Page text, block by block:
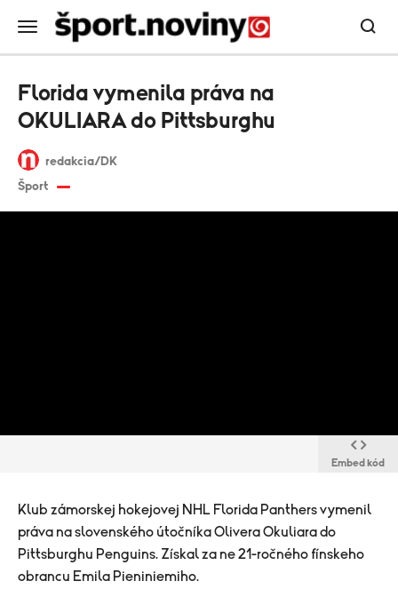
redakcia/DK
Šport
Florida vymenila práva na
OKULIARA do Pittsburghu
Embed kód
Klub zámorskej hokejovej NHL Florida Panthers vymenil
práva na slovenského útočníka Olivera Okuliara do
Pittsburghu Penguins. Získal za ne 21-ročného fínskeho
obrancu Emila Pieniniemiho.